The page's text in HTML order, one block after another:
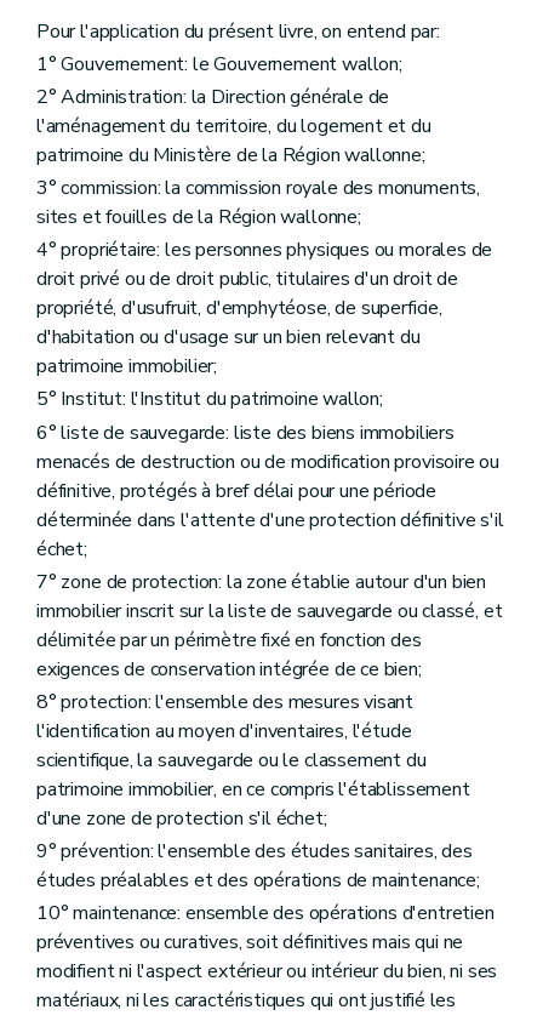
Chapitre VI Des subventions
Art. 250
Art. 251
Chapitre VII
Des indemnités
Art. 252
Titre V
Dispositions transitoires
Art. 236
Art. 237
Titre III Des mesures d'exécution du livre III applicables dans la région de langue française
Chapitre premier
Art. 477
Art. 478
Art. 479
Art. 480
Chapitre II De la structure, des missions et du fonctionnement de la Commission royale des Monuments, Sites et Fouilles de la Région wallonne
Section première
Art. 481
Art. 482
Art. 483
Art. 484
Art. 485
Section 2 Des Organes de la Commission
Sous-section première De la Chambre régionale
Art. 487
Art. 488
Art. 489
Art. 490
Art. 491
Sous-section 2 Des Chambres provinciales
Sous-section 3 Du bureau
Art. 493
Sous-section 4 De l'assemblée générale
Art. 493/1
Section 3
Du secrétariat
Art. 494
Section 4 Des missions
Art. 495
Section 5 Des activités
Art. 496
Section 6 Du fonctionnement de la Commission
Sous-section première Généralités
Pour l'application du présent livre, on entend par:
1° Gouvernement: le Gouvernement wallon;
2° Administration: la Direction générale de
l'aménagement du territoire, du logement et du
patrimoine du Ministère de la Région wallonne;
3° commission: la commission royale des monuments,
sites et fouilles de la Région wallonne;
4° propriétaire: les personnes physiques ou morales de
droit privé ou de droit public, titulaires d'un droit de
propriété, d'usufruit, d'emphytéose, de superficie,
d'habitation ou d'usage sur un bien relevant du
patrimoine immobilier;
5° Institut: l'Institut du patrimoine wallon;
6° liste de sauvegarde: liste des biens immobiliers
menacés de destruction ou de modification provisoire ou
définitive, protégés à bref délai pour une période
déterminée dans l'attente d'une protection définitive s'il
échet;
7° zone de protection: la zone établie autour d'un bien
immobilier inscrit sur la liste de sauvegarde ou classé, et
délimitée par un périmètre fixé en fonction des
exigences de conservation intégrée de ce bien;
8° protection: l'ensemble des mesures visant
l'identification au moyen d'inventaires, l'étude
scientifique, la sauvegarde ou le classement du
patrimoine immobilier, en ce compris l'établissement
d'une zone de protection s'il échet;
9° prévention: l'ensemble des études sanitaires, des
études préalables et des opérations de maintenance;
10° maintenance: ensemble des opérations d'entretien
préventives ou curatives, soit définitives mais qui ne
modifient ni l'aspect extérieur ou intérieur du bien, ni ses
matériaux, ni les caractéristiques qui ont justifié les